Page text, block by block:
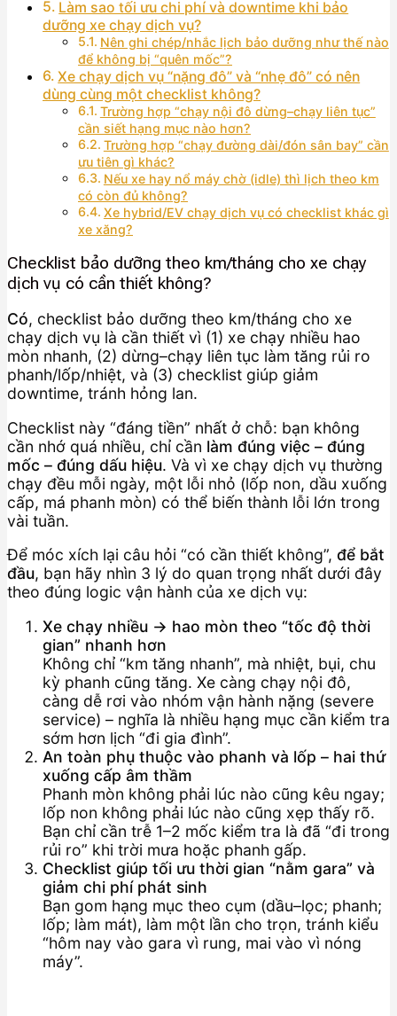
Làm sao tối ưu chi phí và downtime khi bảo
dưỡng xe chạy dịch vụ?
Nên ghi chép/nhắc lịch bảo dưỡng như thế nào
để không bị “quên mốc”?
Xe chạy dịch vụ “nặng đô” và “nhẹ đô” có nên
dùng cùng một checklist không?
Trường hợp “chạy nội đô dừng–chạy liên tục”
cần siết hạng mục nào hơn?
Trường hợp “chạy đường dài/đón sân bay” cần
ưu tiên gì khác?
Nếu xe hay nổ máy chờ (idle) thì lịch theo km
có còn đủ không?
Xe hybrid/EV chạy dịch vụ có checklist khác gì
xe xăng?
Checklist bảo dưỡng theo km/tháng cho xe chạy
dịch vụ có cần thiết không?
Có, checklist bảo dưỡng theo km/tháng cho xe
chạy dịch vụ là cần thiết vì (1) xe chạy nhiều hao
mòn nhanh, (2) dừng–chạy liên tục làm tăng rủi ro
phanh/lốp/nhiệt, và (3) checklist giúp giảm
downtime, tránh hỏng lan.
Checklist này “đáng tiền” nhất ở chỗ: bạn không
cần nhớ quá nhiều, chỉ cần làm đúng việc – đúng
mốc – đúng dấu hiệu. Và vì xe chạy dịch vụ thường
chạy đều mỗi ngày, một lỗi nhỏ (lốp non, dầu xuống
cấp, má phanh mòn) có thể biến thành lỗi lớn trong
vài tuần.
Để móc xích lại câu hỏi “có cần thiết không”, để bắt
đầu, bạn hãy nhìn 3 lý do quan trọng nhất dưới đây
theo đúng logic vận hành của xe dịch vụ:
Xe chạy nhiều → hao mòn theo “tốc độ thời
gian” nhanh hơn
Không chỉ “km tăng nhanh”, mà nhiệt, bụi, chu
kỳ phanh cũng tăng. Xe càng chạy nội đô,
càng dễ rơi vào nhóm vận hành nặng (severe
service) – nghĩa là nhiều hạng mục cần kiểm tra
sớm hơn lịch “đi gia đình”.
An toàn phụ thuộc vào phanh và lốp – hai thứ
xuống cấp âm thầm
Phanh mòn không phải lúc nào cũng kêu ngay;
lốp non không phải lúc nào cũng xẹp thấy rõ.
Bạn chỉ cần trễ 1–2 mốc kiểm tra là đã “đi trong
rủi ro” khi trời mưa hoặc phanh gấp.
Checklist giúp tối ưu thời gian “nằm gara” và
giảm chi phí phát sinh
Bạn gom hạng mục theo cụm (dầu–lọc; phanh;
lốp; làm mát), làm một lần cho trọn, tránh kiểu
“hôm nay vào gara vì rung, mai vào vì nóng
máy”.